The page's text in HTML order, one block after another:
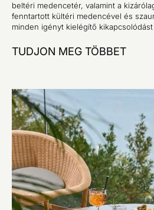
beltéri medencetér, valamint a
fenntartott kültéri medencével és
minden igényt kielégítő kikapcsolódást
TUDJON MEG TÖBBET